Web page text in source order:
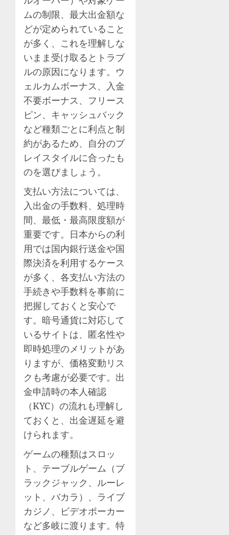
ムの制限、最大出金額な
どが定められていること
が多く、これを理解しな
いまま受け取るとトラブ
ルの原因になります。ウ
ェルカムボーナス、入金
不要ボーナス、フリース
ピン、キャッシュバック
など種類ごとに利点と制
約があるため、自分のプ
レイスタイルに合ったも
のを選びましょう。
支払い方法については、
入出金の手数料、処理時
間、最低・最高限度額が
重要です。日本からの利
用では国内銀行送金や国
際決済を利用するケース
が多く、各支払い方法の
手続きや手数料を事前に
把握しておくと安心で
す。暗号通貨に対応して
いるサイトは、匿名性や
即時処理のメリットがあ
りますが、価格変動リス
クも考慮が必要です。出
金申請時の本人確認
（KYC）の流れも理解し
ておくと、出金遅延を避
けられます。
ゲームの種類はスロッ
ト、テーブルゲーム（ブ
ラックジャック、ルーレ
ット、バカラ）、ライブ
カジノ、ビデオポーカー
など多岐に渡ります。特